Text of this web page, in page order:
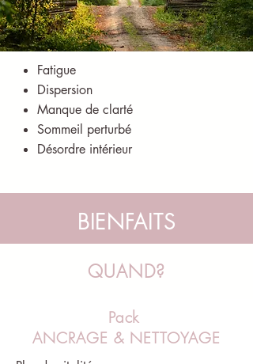
Fatigue
Dispersion
Manque de clarté
Sommeil perturbé
Désordre intérieur
BIENFAITS
QUAND?
Pack
ANCRAGE & NETTOYAGE